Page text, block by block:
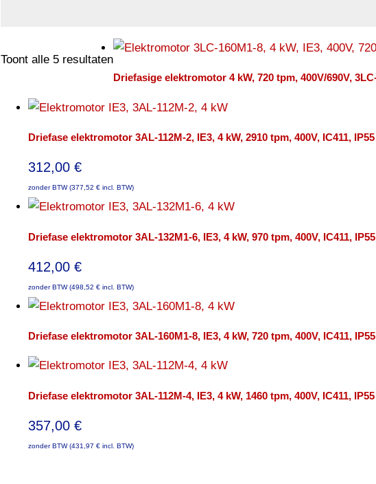
Toont alle 5 resultaten
Driefasige elektromotor 4 kW, 720 tpm, 400V/690V,
Driefase elektromotor 3AL-112M-2, IE3, 4 kW, 2910 tpm, 400V, IC411, IP55
312,00 €
zonder BTW (377,52 € incl. BTW)
Driefase elektromotor 3AL-132M1-6, IE3, 4 kW, 970 tpm, 400V, IC411, IP55
412,00 €
zonder BTW (498,52 € incl. BTW)
Driefase elektromotor 3AL-160M1-8, IE3, 4 kW, 720 tpm, 400V, IC411, IP55
Driefase elektromotor 3AL-112M-4, IE3, 4 kW, 1460 tpm, 400V, IC411, IP55
357,00 €
zonder BTW (431,97 € incl. BTW)